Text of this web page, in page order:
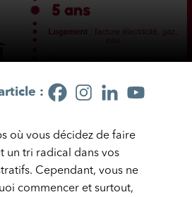
:
où vous décidez de faire
un tri radical dans vos
Cependant, vous ne
commencer et surtout,